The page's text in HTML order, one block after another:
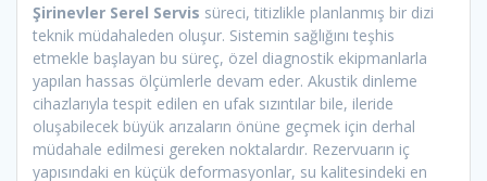
Şirinevler Serel Servis süreci, titizlikle planlanmış bir dizi
teknik müdahaleden oluşur. Sistemin sağlığını teşhis
etmekle başlayan bu süreç, özel diagnostik ekipmanlarla
yapılan hassas ölçümlerle devam eder. Akustik dinleme
cihazlarıyla tespit edilen en ufak sızıntılar bile, ileride
oluşabilecek büyük arızaların önüne geçmek için derhal
müdahale edilmesi gereken noktalardır. Rezervuarın iç
yapısındaki en küçük deformasyonlar, su kalitesindeki en